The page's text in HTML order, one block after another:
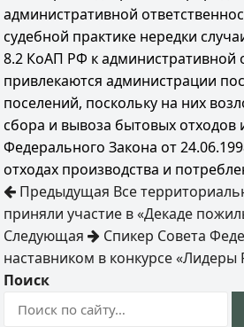
административной
судебной практике нередки
8.2 КоАП РФ к административной
привлекаются администрации
поселений, поскольку на них
сбора и вывоза бытовых отходов
Федерального Закона от
отходах производства и
Предыдущая Все
приняли участие в «Декаде
Следующая
Спикер Совета
наставником в конкурсе «Лидеры
Поиск